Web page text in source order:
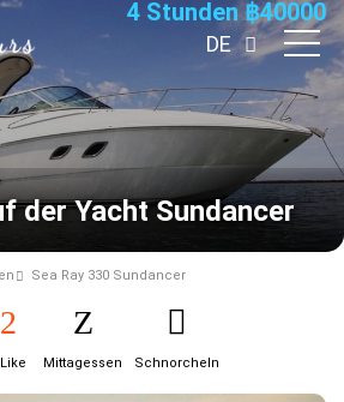
DE
der Yacht Sundancer
4 Stunden฿40000
Sea Ray 330 Sundancer
Like Mittagessen Schnorcheln